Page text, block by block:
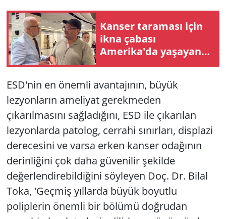
Kanser taraması için
ikna çabası
Amerika'da yaşayan
kadını şaşırttı
ESD'nin en önemli avantajının, büyük
lezyonların ameliyat gerekmeden
çıkarılmasını sağladığını, ESD ile çıkarılan
lezyonlarda patolog, cerrahi sınırları, displazi
derecesini ve varsa erken kanser odağının
derinliğini çok daha güvenilir şekilde
değerlendirebildiğini söyleyen Doç. Dr. Bilal
Toka, 'Geçmiş yıllarda büyük boyutlu
poliplerin önemli bir bölümü doğrudan